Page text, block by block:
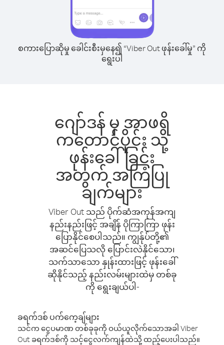
စကားပြောဆိုမှု ခေါင်းစီးမှနေ၍ “Viber Out ဖုန်းခေါ်မှု” ကို
ရွေးပါ
ဂျော်ဒန် မှ အာဖရိ
ကတောင်ပိုင်း သို့
ဖုန်းခေါ်ခြင်း
အတွက် အကြံပြု
ချက်များ
Viber Out သည် ပိုက်ဆံအကုန်အကျ
နည်းနည်းဖြင့် အချိန် ပိုကြာကြာ ဖုန်း
ပြောနိုင်စေပါသည်။ ကျွန်ုပ်တို့၏
အဆင်ပြေသလို ပြောင်းလဲနိုင်သော၊
သက်သာသော နှုန်းထားဖြင့် ဖုန်းခေါ်
ဆိုနိုင်သည့် နည်းလမ်းများထဲမှ တစ်ခု
ကို ရွေးချယ်ပါ-
ခရက်ဒစ် ပက်ကေ့ချ်များ
သင်က ငွေပမာဏ တစ်ခုခုကို ဝယ်ယူလိုက်သောအခါ Viber
Out ခရက်ဒစ်ကို သင့်ငွေလက်ကျန်ထဲသို့ ထည့်ပေးပါသည်။